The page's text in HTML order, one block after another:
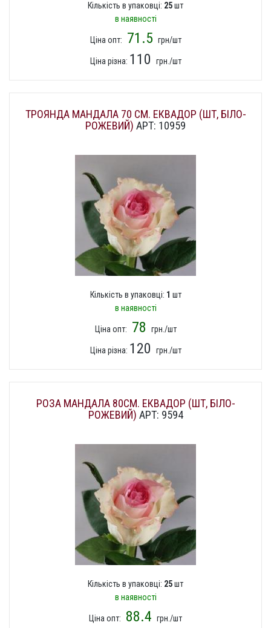
Кількість в упаковці: 25шт
в наявності
Ціна опт: 71.5 грн/шт
Ціна різна: 110 грн./шт
ТРОЯНДА МАНДАЛА 70 СМ. ЕКВАДОР (ШТ, БІЛО-
РОЖЕВИЙ) АРТ: 10959
Кількість в упаковці: 1 шт
в наявності
Ціна опт: 78 грн./шт
Ціна різна: 120 грн./шт
РОЗА МАНДАЛА 80СМ. ЕКВАДОР (ШТ, БІЛО-
РОЖЕВИЙ) АРТ: 9594
Кількість в упаковці: 25шт
в наявності
Ціна опт: 88.4 грн./шт